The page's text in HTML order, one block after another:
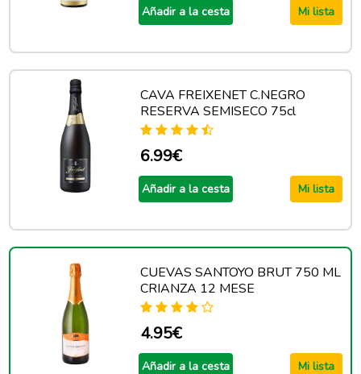
Añadir a la cesta Mi lista
CAVA FREIXENET C.NEGRO
RESERVA SEMISECO 75cl
6.99€
Añadir a la cesta Mi lista
CUEVAS SANTOYO BRUT 750 ML
CRIANZA 12 MESE
4.95€
Añadir a la cesta Mi lista